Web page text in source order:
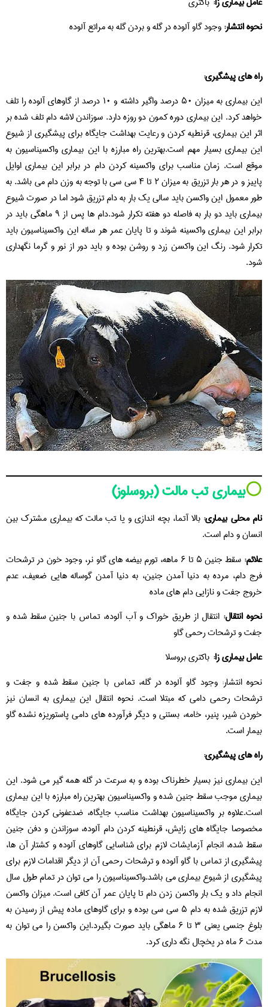
نحوه انتشار:وجود گاو آلوده در گله و بردن گله به مراتع آلوده
راه های پیشگیری:
این بیماری به میزان ۵۰ درصد واگیر داشته و ۱۰ درصد از گاوهای آلوده را تلف
خواهد کرد. این بیماری دوره کمون دو روزه دارد. سوزاندن لاشه دام تلف شده بر
اثر این بیماری، قرنطیه کردن و رعایت بهداشت جایگاه برای پیشگیری از شیوع
این بیماری بسیار مهم است.بهترین راه مبارزه با این بیماری واکسیناسیون به
موقع است. زمان مناسب برای واکسینه کردن دام در برابر این بیماری اوایل
پاییز و در هر بار تزریق به میزان ۲ تا ۴ سی سی با توجه به وزن دام می باشد. به
طور معمول این واکسن باید سالی یک بار به دام تزریق شود اما در صورت شیوع
بیماری باید دو بار به فاصله دو هفته تکرار شود.دام ها پس از ۹ ماهگی باید در
برابر این بیماری واکسینه شوند و تا پایان عمر هر ساله این واکسیناسیون باید
تکرار شود. رنگ این واکسن زرد و روشن بوده و باید دور از نور و گرما نگهداری
شود.
⚪️بیماری تب مالت (بروسلوز)
نام محلی بیماری: بالا آتما، بچه اندازی و یا تب مالت که بیماری مشترک بین
انسان و دام است.
علائم:
سقط جنین ۵ تا ۶ ماهه، تورم بیضه های گاو نر، وجود خون در ترشحات
فرج دام، مرده به دنیا آمدن جنین، به دنیا آمدن گوساله هایی ضعیف، عدم
خروج جفت و نازایی دام های ماده
نحوه انتقال: انتقال از طریق خوراک و آب آلوده، تماس با جنین سقط شده و
جفت و ترشحات رحمی گاو
عامل بیماری زا: باکتری بروسلا
نحوه انتشار: وجود گاو آلوده در گله، تماس با جنین سقط شده و جفت و
ترشحات رحمی دامی که مبتلا است. نحوه انتقال این بیماری به انسان نیز
خوردن شیر، پنیر، خامه، بستنی و دیگر فرآورده های دامی پاستوریزه نشده گاو
بیمار است.
راه های پیشگیری:
این بیماری نیز بسیار خطرناک بوده و به سرعت در گله همه گیر می شود. این
بیماری موجب سقط جنین شده و واکسیناسیون بهترین راه مبارزه با این بیماری
است.علاوه بر واکسیناسیون بهداشت مناسب جایگاه، ضدعفونی کردن جایگاه
مخصوصا جایگاه های زایش، قرنطینه کردن دام آلوده، سوزاندن و دفن جنین
سقط شده، انجام آزمایشات لازم برای شناسایی گاوهای آلوده و کشتار آن ها،
پیشگیری از تماس با گاو آلوده و ترشحات رحمی آن از دیگر اقدامات لازم برای
پیشگیری از شیوع بیماری می باشد.واکسیناسیون را می توان در تمام طول سال
انجام داد و یک بار واکسن زدن دام تا پایان عمر آن کافی است. میزان واکسن
لازم تزریق شده به دام ۵ سی سی بوده و برای گاوهای ماده پیش از رسیدن به
بلوغ جنسی یعنی ۳ تا ۶ ماهگی باید صورت بگیرد.این واکسن را می توان به
مدت ۶ ماه در یخچال نگه داری کرد.